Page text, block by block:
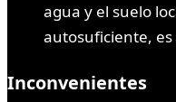
agua y el suelo
autosuficiente,
Inconvenientes